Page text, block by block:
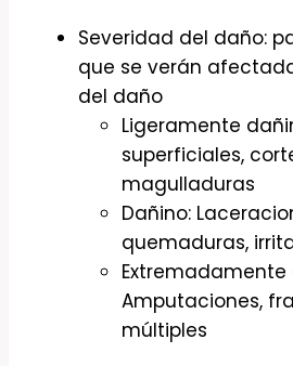
Severidad del daño:
que se verán
del daño
Ligeramente
superficiales,
magulladuras
Dañino:
quemaduras,
Extremadamente
Amputaciones,
múltiples